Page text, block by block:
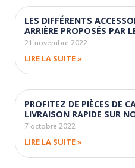
LES DIFFÉRENTS
ARRIÈRE PROPOSÉS PAR
21 novembre 2022
LIRE LA SUITE »
PROFITEZ DE PIÈCES DE
LIVRAISON RAPIDE SUR
7 octobre 2022
LIRE LA SUITE »